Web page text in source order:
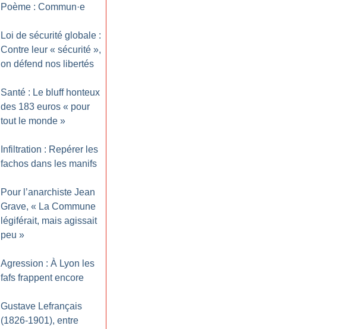
Poème : Commun·e
Loi de sécurité globale :
Contre leur « sécurité »,
on défend nos libertés
Santé : Le bluff honteux
des 183 euros « pour
tout le monde »
Infiltration : Repérer les
fachos dans les manifs
Pour l’anarchiste Jean
Grave, « La Commune
légiférait, mais agissait
peu »
Agression : À Lyon les
fafs frappent encore
Gustave Lefrançais
(1826-1901), entre